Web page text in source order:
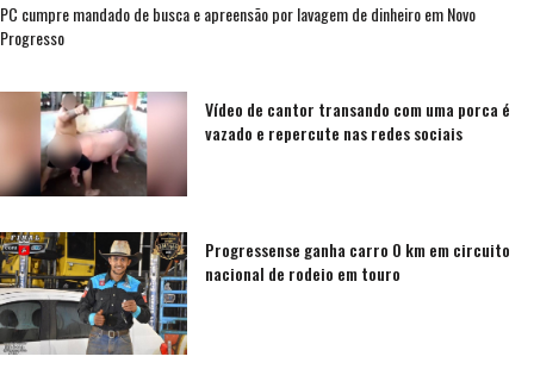
PC cumpre mandado de busca e apreensão por lavagem de dinheiro em Novo
Progresso
Vídeo de cantor transando com uma porca é
vazado e repercute nas redes sociais
Progressense ganha carro 0 km em circuito
nacional de rodeio em touro